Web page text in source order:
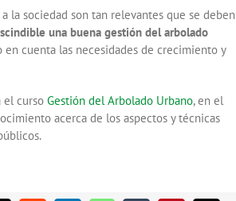
la sociedad son tan relevantes que se deben
una buena gestión del arbolado
en cuenta las necesidades de crecimiento y
el curso Gestión del Arbolado Urbano, en el
acerca de los aspectos y técnicas